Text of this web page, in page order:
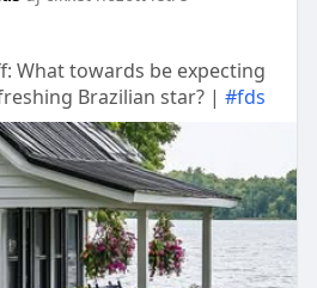
What towards be expecting
Brazilian star? | #fds